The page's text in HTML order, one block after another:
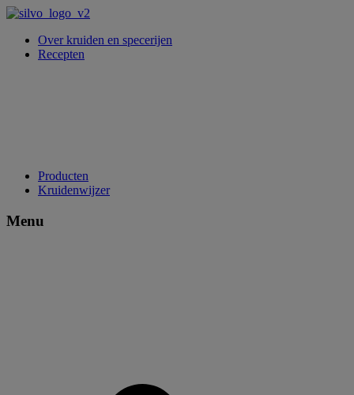
Over kruiden en specerijen
Recepten
Producten
Kruidenwijzer
Menu